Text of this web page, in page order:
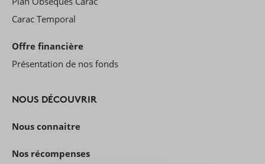
Carac Temporal
Offre financière
Présentation de nos fonds
NOUS DÉCOUVRIR
Nous connaitre
Nos récompenses